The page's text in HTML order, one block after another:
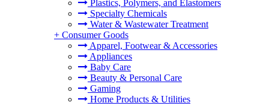
Plastics, Polymers, and Elastomers
Specialty Chemicals
Water & Wastewater Treatment
+ Consumer Goods
Apparel, Footwear & Accessories
Appliances
Baby Care
Beauty & Personal Care
Gaming
Home Products & Utilities